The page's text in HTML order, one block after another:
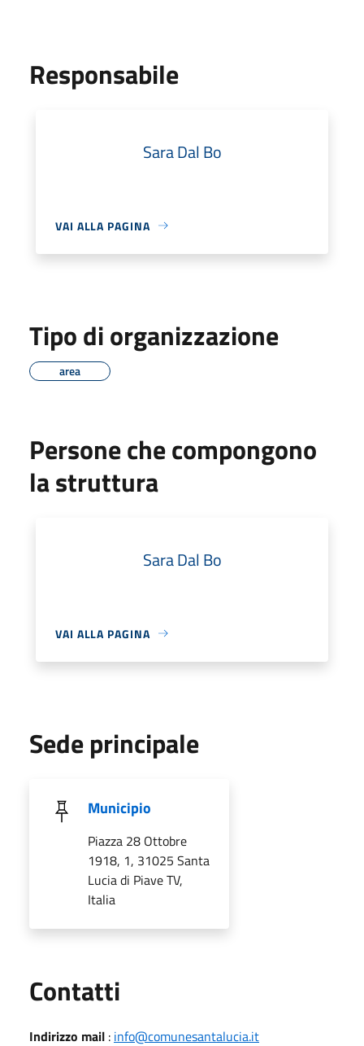
Responsabile
Sara Dal Bo
VAI ALLA PAGINA
Tipo di organizzazione
area
Persone che compongono
la struttura
Sara Dal Bo
VAI ALLA PAGINA
Sede principale
Municipio
Piazza 28 Ottobre
1918, 1, 31025 Santa
Lucia di Piave TV,
Italia
Contatti
Indirizzo mail : info@comunesantalucia.it